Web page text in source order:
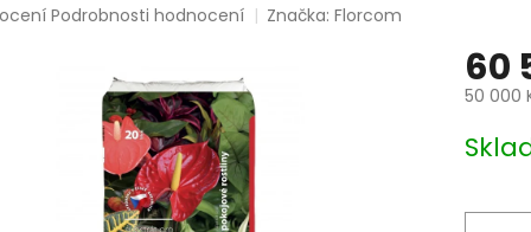
Podrobnosti hodnocení Značka:Florcom
60
50 000
cena: